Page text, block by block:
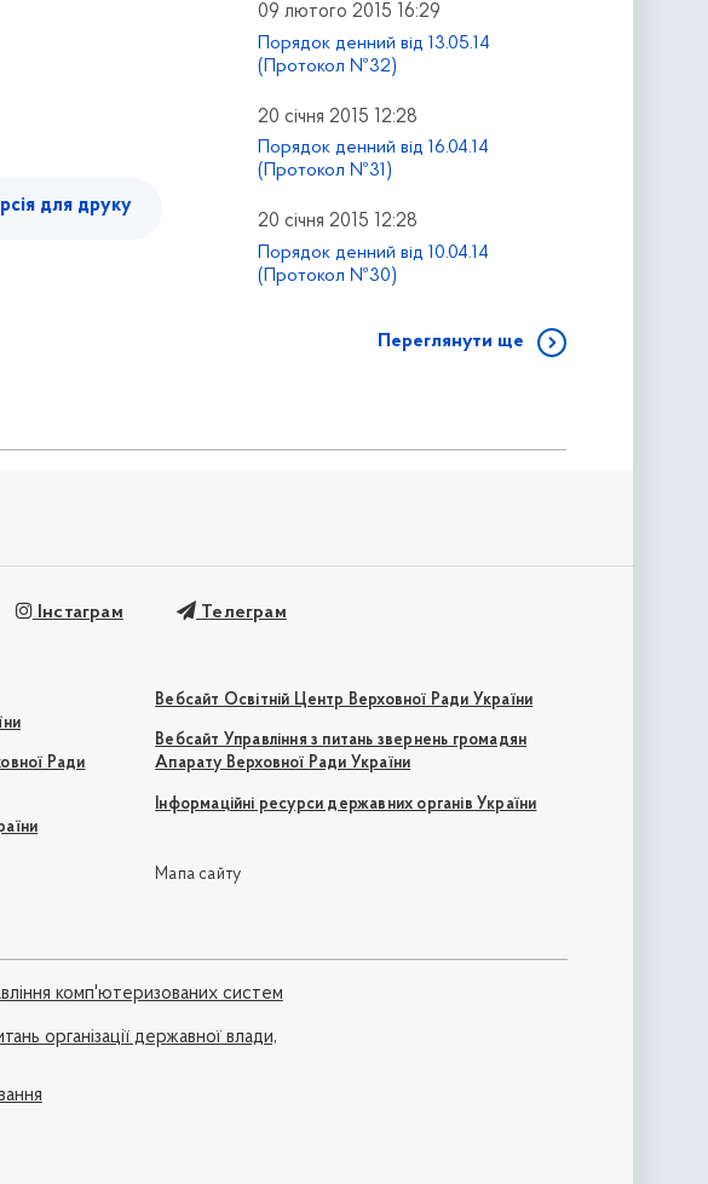
для друку
09 лютого 2015 16:29
Порядок денний від 13.05.14
(Протокол №32)
20 січня 2015 12:28
Порядок денний від 16.04.14
(Протокол №31)
20 січня 2015 12:28
Порядок денний від 10.04.14
(Протокол №30)
Переглянути ще
Інстаграм Телеграм
Ради
Вебсайт Освітній Центр Верховної Ради України
Вебсайт Управління з питань звернень громадян
Апарату Верховної Ради України
Інформаційні ресурси державних органів України
Мапа сайту
комп'ютеризованих систем
організації державної влади,